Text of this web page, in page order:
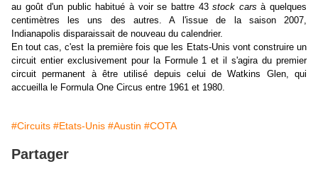
au goût d'un public habitué à voir se battre 43stock cars à quelques
centimètres les uns des autres. A l'issue de la saison 2007,
Indianapolis disparaissait de nouveau du calendrier.
En tout cas, c'est la première fois que les Etats-Unis vont construire un
circuit entier exclusivement pour la Formule 1 et il s'agira du premier
circuit permanent à être utilisé depuis celui de Watkins Glen, qui
accueilla le Formula One Circus entre 1961 et 1980.
#Circuits #Etats-Unis #Austin #COTA
Partager